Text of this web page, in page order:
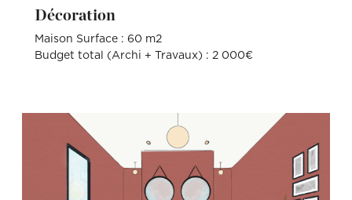
Décoration
Maison Surface : 60 m2
Budget total (Archi + Travaux) : 2 000€